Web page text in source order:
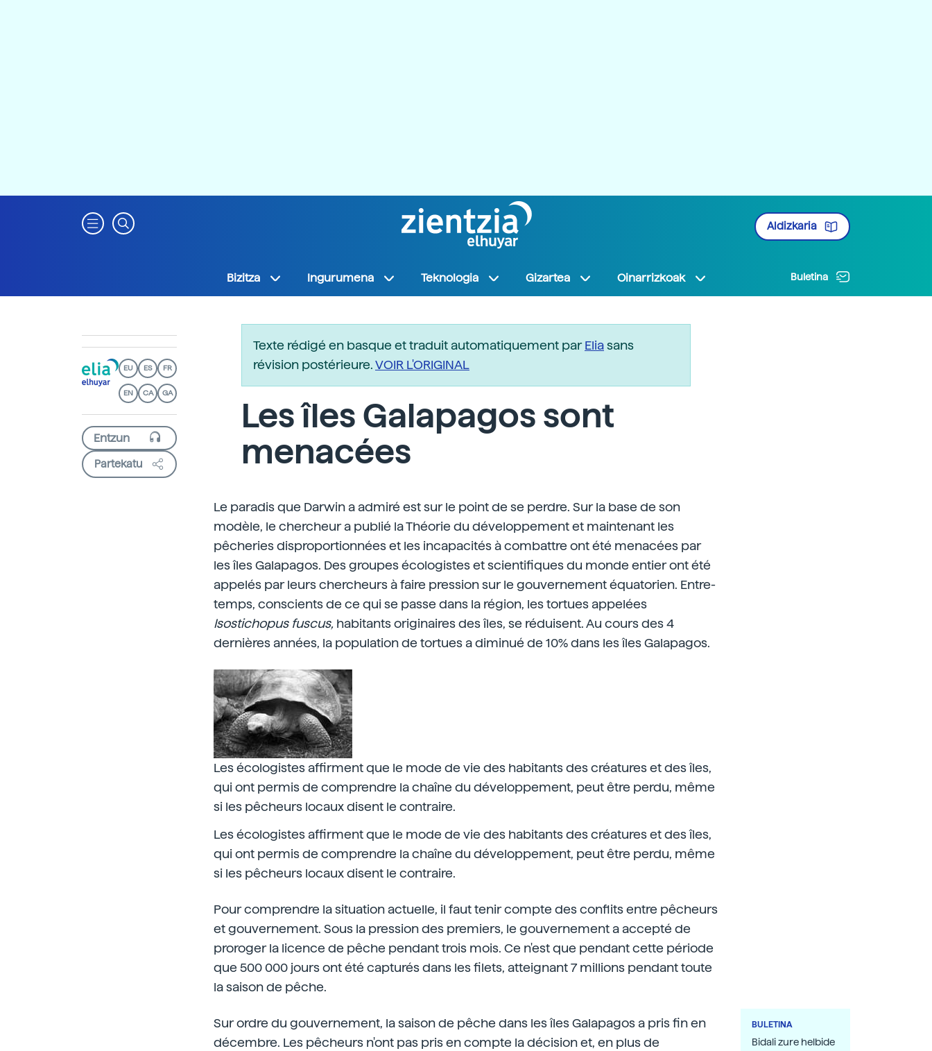
Aldizkaria
Bizitza Ingurumena Teknologia Gizartea Oinarrizkoak Buletina
EU ES FR
EN CA GA
Partekatu
Texte rédigé en basque et traduit automatiquement parEliasans
révision postérieure.VOIR L'ORIGINAL
Les îles Galapagos sont
menacées
Le paradis que Darwin a admiré est sur le point de se perdre. Sur la base de son
modèle, le chercheur a publié la Théorie du développement et maintenant les
pêcheries disproportionnées et les incapacités à combattre ont été menacées par
les îles Galapagos. Des groupes écologistes et scientifiques du monde entier ont été
appelés par leurs chercheurs à faire pression sur le gouvernement équatorien. Entre-
temps, conscients de ce qui se passe dans la région, les tortues appelées
Isostichopus fuscus, habitants originaires des îles, se réduisent. Au cours des 4
dernières années, la population de tortues a diminué de 10% dans les îles Galapagos.
Les écologistes affirment que le mode de vie des habitants des créatures et des îles,
qui ont permis de comprendre la chaîne du développement, peut être perdu, même
si les pêcheurs locaux disent le contraire.
Les écologistes affirment que le mode de vie des habitants des créatures et des îles,
qui ont permis de comprendre la chaîne du développement, peut être perdu, même
si les pêcheurs locaux disent le contraire.
Pour comprendre la situation actuelle, il faut tenir compte des conflits entre pêcheurs
et gouvernement. Sous la pression des premiers, le gouvernement a accepté de
proroger la licence de pêche pendant trois mois. Ce n'est que pendant cette période
que 500 000 jours ont été capturés dans les filets, atteignant 7 millions pendant toute
la saison de pêche.
Sur ordre du gouvernement, la saison de pêche dans les îles Galapagos a pris fin en
décembre. Les pêcheurs n'ont pas pris en compte la décision et, en plus de
BULETINA
Bidali zure helbide